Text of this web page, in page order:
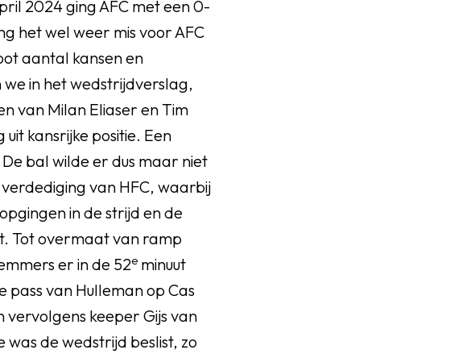
2024 ging AFC met een 0-
het wel weer mis voor AFC
aantal kansen en
in het wedstrijdverslag,
van Milan Eliaser en Tim
kansrijke positie. Een
bal wilde er dus maar niet
van HFC, waarbij
in de strijd en de
Tot overmaat van ramp
er in de 52e minuut
van Hulleman op Cas
keeper Gijs van
de wedstrijd beslist, zo